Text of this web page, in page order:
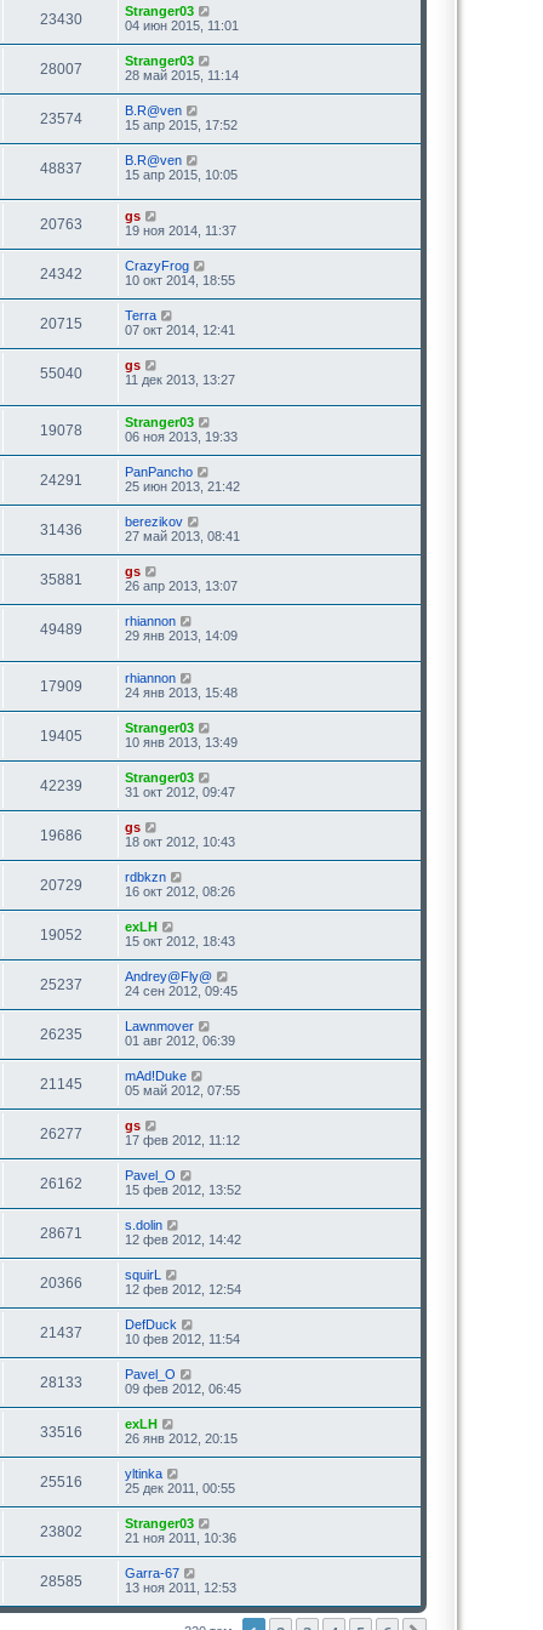
23430
Stranger03
04 июн 2015, 11:01
28007
Stranger03
28 май 2015, 11:14
23574
B.R@ven
15 апр 2015, 17:52
48837
B.R@ven
15 апр 2015, 10:05
20763
gs
19 ноя 2014, 11:37
24342
CrazyFrog
10 окт 2014, 18:55
20715
Terra
07 окт 2014, 12:41
55040
gs
11 дек 2013, 13:27
19078
Stranger03
06 ноя 2013, 19:33
24291
PanPancho
25 июн 2013, 21:42
31436
berezikov
27 май 2013, 08:41
35881
gs
26 апр 2013, 13:07
49489
rhiannon
29 янв 2013, 14:09
17909
rhiannon
24 янв 2013, 15:48
19405
Stranger03
10 янв 2013, 13:49
42239
Stranger03
31 окт 2012, 09:47
19686
gs
18 окт 2012, 10:43
20729
rdbkzn
16 окт 2012, 08:26
19052
exLH
15 окт 2012, 18:43
25237
Andrey@Fly@
24 сен 2012, 09:45
26235
Lawnmover
01 авг 2012, 06:39
21145
mAd!Duke
05 май 2012, 07:55
26277
gs
17 фев 2012, 11:12
26162
Pavel_O
15 фев 2012, 13:52
28671
s.dolin
12 фев 2012, 14:42
20366
squirL
12 фев 2012, 12:54
21437
DefDuck
10 фев 2012, 11:54
28133
Pavel_O
09 фев 2012, 06:45
33516
exLH
26 янв 2012, 20:15
25516
yltinka
25 дек 2011, 00:55
23802
Stranger03
21 ноя 2011, 10:36
28585
Garra-67
13 ноя 2011, 12:53